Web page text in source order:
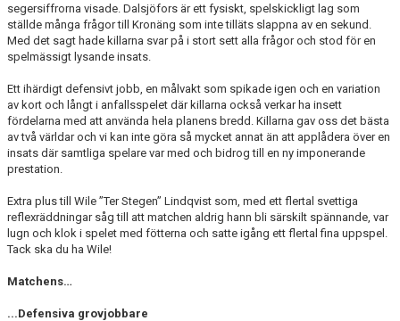
segersiffrorna visade. Dalsjöfors är ett fysiskt, spelskickligt lag som
ställde många frågor till Kronäng som inte tilläts slappna av en sekund.
Med det sagt hade killarna svar på i stort sett alla frågor och stod för en
spelmässigt lysande insats.
Ett ihärdigt defensivt jobb, en målvakt som spikade igen och en variation
av kort och långt i anfallsspelet där killarna också verkar ha insett
fördelarna med att använda hela planens bredd. Killarna gav oss det bästa
av två världar och vi kan inte göra så mycket annat än att applådera över en
insats där samtliga spelare var med och bidrog till en ny imponerande
prestation.
Extra plus till Wile ”Ter Stegen” Lindqvist som, med ett flertal svettiga
reflexräddningar såg till att matchen aldrig hann bli särskilt spännande, var
lugn och klok i spelet med fötterna och satte igång ett flertal fina uppspel.
Tack ska du ha Wile!
Matchens…
...Defensiva grovjobbare